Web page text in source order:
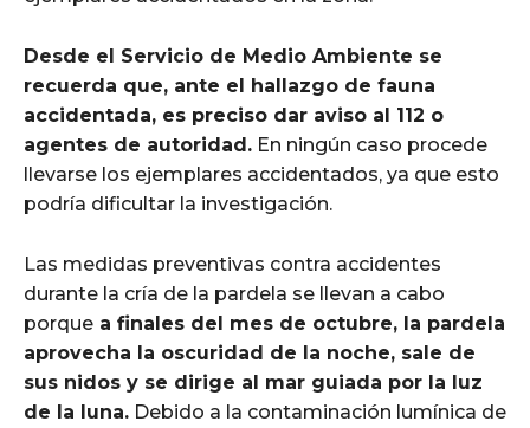
Desde el Servicio de Medio Ambiente se
recuerda que, ante el hallazgo de fauna
accidentada, es preciso dar aviso al 112 o
agentes de autoridad. En ningún caso procede
llevarse los ejemplares accidentados, ya que esto
podría dificultar la investigación.
Las medidas preventivas contra accidentes
durante la cría de la pardela se llevan a cabo
porque a finales del mes de octubre, la pardela
aprovecha la oscuridad de la noche, sale de
sus nidos y se dirige al mar guiada por la luz
de la luna. Debido a la contaminación lumínica de